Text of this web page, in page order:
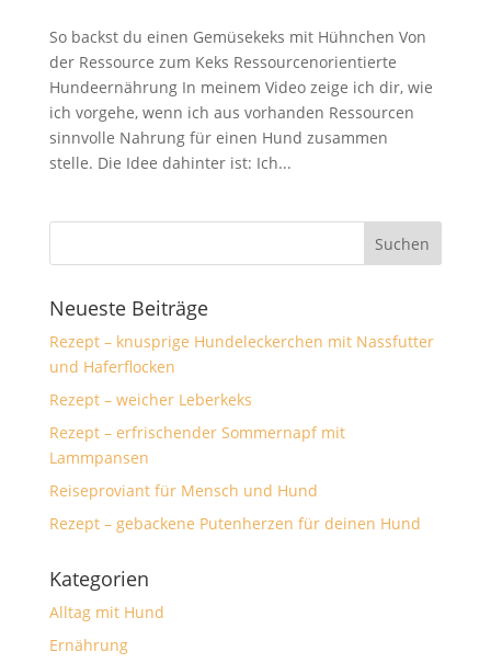
So backst du einen Gemüsekeks mit Hühnchen Von
der Ressource zum Keks Ressourcenorientierte
Hundeernährung In meinem Video zeige ich dir, wie
ich vorgehe, wenn ich aus vorhanden Ressourcen
sinnvolle Nahrung für einen Hund zusammen
stelle. Die Idee dahinter ist: Ich...
Neueste Beiträge
Rezept – knusprige Hundeleckerchen mit Nassfutter
und Haferflocken
Rezept – weicher Leberkeks
Rezept – erfrischender Sommernapf mit
Lammpansen
Reiseproviant für Mensch und Hund
Rezept – gebackene Putenherzen für deinen Hund
Kategorien
Alltag mit Hund
Ernährung